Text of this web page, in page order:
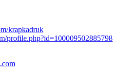
krapkadruk
profile.php?id=100009502885798